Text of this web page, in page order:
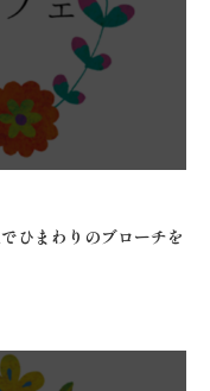
ひまわりのブローチを